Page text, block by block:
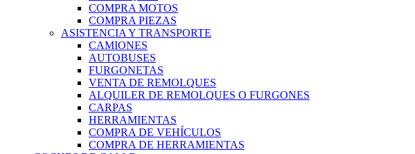
COMPRA MOTOS
COMPRA PIEZAS
ASISTENCIA Y TRANSPORTE
CAMIONES
AUTOBUSES
FURGONETAS
VENTA DE REMOLQUES
ALQUILER DE REMOLQUES O FURGONES
CARPAS
HERRAMIENTAS
COMPRA DE VEHÍCULOS
COMPRA DE HERRAMIENTAS